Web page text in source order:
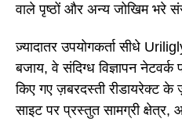
वाले पृष्ठों और अन्य जोखिम भरे
ज़्यादातर उपयोगकर्ता सीधे
बजाय, वे संदिग्ध विज्ञापन नेटवर्क
किए गए ज़बरदस्ती रीडायरेक्ट
साइट पर प्रस्तुत सामग्री क्षेत्र,